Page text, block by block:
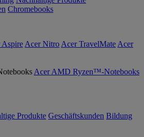
Chromebooks
Aspire Acer Nitro Acer TravelMate Acer
Acer AMD Ryzen™-Notebooks
Produkte Geschäftskunden Bildung